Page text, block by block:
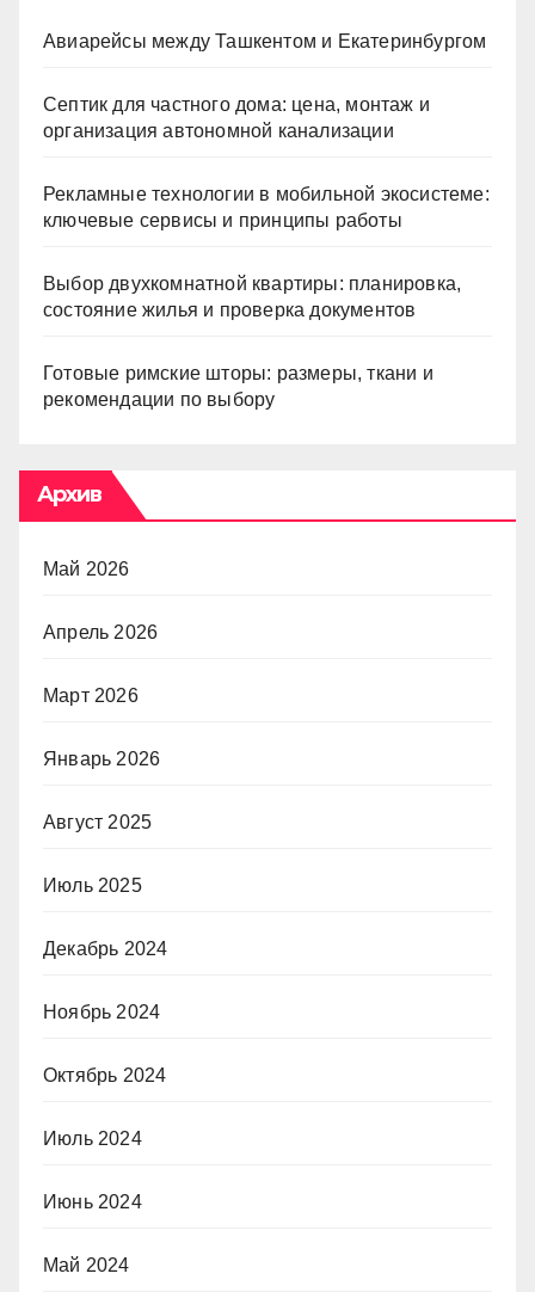
Авиарейсы между Ташкентом и Екатеринбургом
Септик для частного дома: цена, монтаж и
организация автономной канализации
Рекламные технологии в мобильной экосистеме:
ключевые сервисы и принципы работы
Выбор двухкомнатной квартиры: планировка,
состояние жилья и проверка документов
Готовые римские шторы: размеры, ткани и
рекомендации по выбору
Архив
Май 2026
Апрель 2026
Март 2026
Январь 2026
Август 2025
Июль 2025
Декабрь 2024
Ноябрь 2024
Октябрь 2024
Июль 2024
Июнь 2024
Май 2024